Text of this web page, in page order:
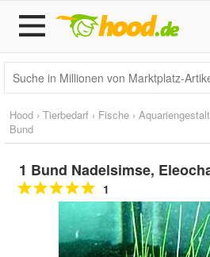
Hood › Tierbedarf › Fische ›
Bund
1 Bund Nadelsimse,
1